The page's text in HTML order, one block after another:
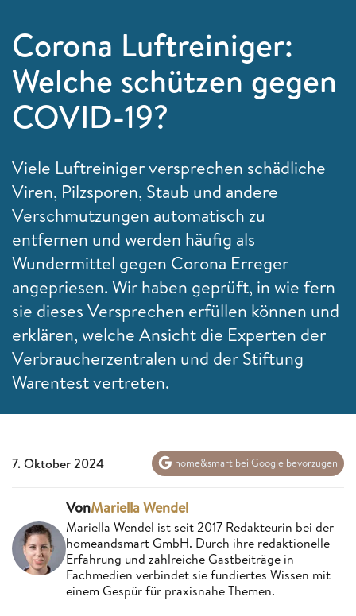
Corona Luftreiniger:
Welche schützen gegen
COVID-19?
Viele Luftreiniger versprechen schädliche
Viren, Pilzsporen, Staub und andere
Verschmutzungen automatisch zu
entfernen und werden häufig als
Wundermittel gegen Corona Erreger
angepriesen. Wir haben geprüft, in wie fern
sie dieses Versprechen erfüllen können und
erklären, welche Ansicht die Experten der
Verbraucherzentralen und der Stiftung
Warentest vertreten.
7. Oktober 2024 home&smart bei Google bevorzugen
VonMariella Wendel
Mariella Wendel ist seit 2017 Redakteurin bei der
homeandsmart GmbH. Durch ihre redaktionelle
Erfahrung und zahlreiche Gastbeiträge in
Fachmedien verbindet sie fundiertes Wissen mit
einem Gespür für praxisnahe Themen.